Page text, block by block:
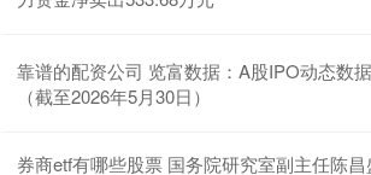
靠谱的配资公司 览富数据：A股IPO动态数
（截至2026年5月30日）
券商etf有哪些股票 国务院研究室副主任陈昌